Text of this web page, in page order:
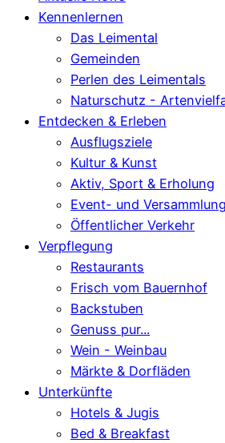
Kennenlernen
Das Leimental
Gemeinden
Perlen des Leimentals
Naturschutz -
Entdecken & Erleben
Ausflugsziele
Kultur & Kunst
Aktiv, Sport & Erholung
Event- und
Öffentlicher Verkehr
Verpflegung
Restaurants
Frisch vom Bauernhof
Backstuben
Genuss pur...
Wein - Weinbau
Märkte & Dorfläden
Unterkünfte
Hotels & Jugis
Bed & Breakfast